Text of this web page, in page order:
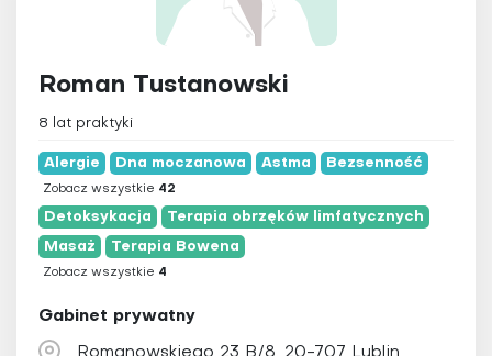
Roman Tustanowski
8 lat praktyki
Alergie Dna moczanowa Astma Bezsenność
Zobacz wszystkie 42
Detoksykacja Terapia obrzęków limfatycznych
Masaż Terapia Bowena
Zobacz wszystkie 4
Gabinet prywatny
Romanowskiego 23 B/8, 20-707 Lublin